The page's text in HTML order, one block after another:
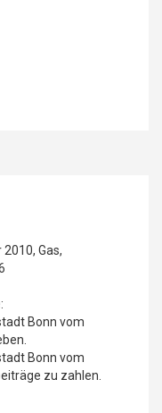
Gas,
Bonn vom
Bonn vom
zu zahlen.